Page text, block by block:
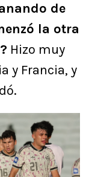
de
la otra
Hizo muy
y Francia, y